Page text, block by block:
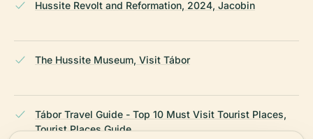
Hussite Revolt and Reformation, 2024, Jacobin
The Hussite Museum, Visit Tábor
Tábor Travel Guide - Top 10 Must Visit Tourist Places,
Tourist Places Guide